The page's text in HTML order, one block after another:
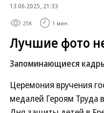
13.06.2025, 21:33
25K 1 мин.
Лучшие фото
Запоминающиеся
Церемония вручения
медалей Героям Труда